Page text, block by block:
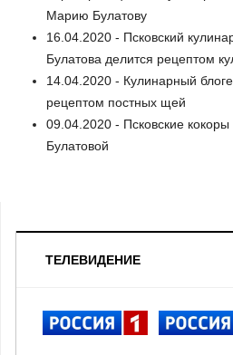
Марию Булатову
16.04.2020 - Псковский
Булатова делится рецептом
14.04.2020 - Кулинарный
рецептом постных щей
09.04.2020 - Псковские
Булатовой
ТЕЛЕВИДЕНИЕ